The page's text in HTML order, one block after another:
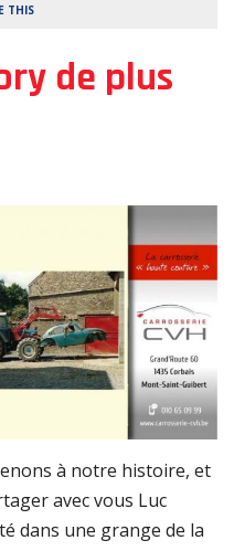
o
THIS
de plus
à notre histoire, et
avec vous Luc
dans une grange de la